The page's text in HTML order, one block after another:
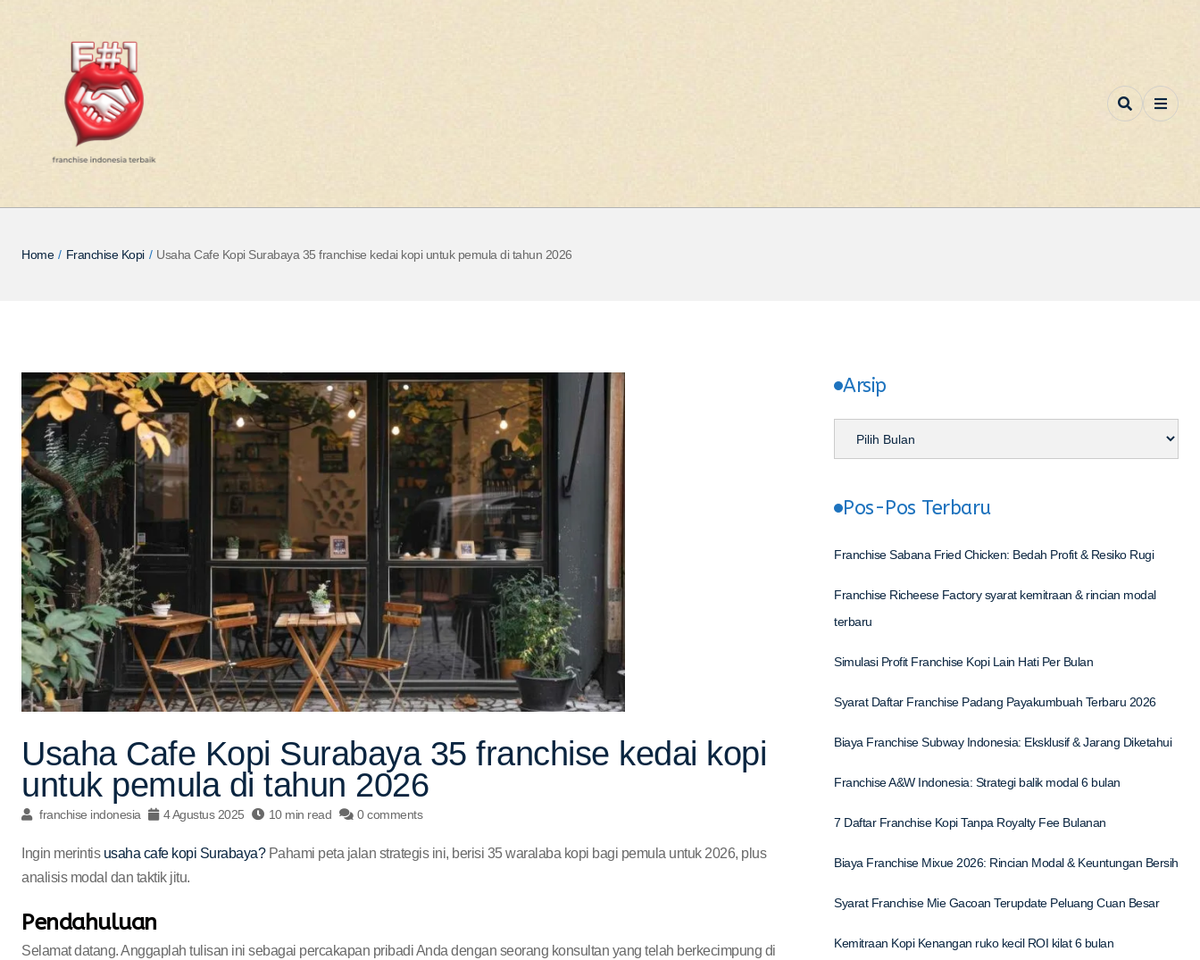
Home / Franchise Kopi / Usaha Cafe Kopi Surabaya 35 franchise kedai kopi untuk pemula di tahun 2026
Usaha Cafe Kopi Surabaya 35 franchise kedai kopi
untuk pemula di tahun 2026
franchise indonesia 4 Agustus 2025 10 min read 0 comments
Ingin merintis usaha cafe kopi Surabaya?Pahami peta jalan strategis ini, berisi 35 waralaba kopi bagi pemula untuk 2026, plus
analisis modal dan taktik jitu.
Pendahuluan
Selamat datang. Anggaplah tulisan ini sebagai percakapan pribadi Anda dengan seorang konsultan yang telah berkecimpung di
Arsip
Pos-Pos Terbaru
Franchise Sabana Fried Chicken: Bedah Profit & Resiko Rugi
Franchise Richeese Factory syarat kemitraan & rincian modal
terbaru
Simulasi Profit Franchise Kopi Lain Hati Per Bulan
Syarat Daftar Franchise Padang Payakumbuah Terbaru 2026
Biaya Franchise Subway Indonesia: Eksklusif & Jarang Diketahui
Franchise A&W Indonesia: Strategi balik modal 6 bulan
7 Daftar Franchise Kopi Tanpa Royalty Fee Bulanan
Biaya Franchise Mixue 2026: Rincian Modal & Keuntungan Bersih
Syarat Franchise Mie Gacoan Terupdate Peluang Cuan Besar
Kemitraan Kopi Kenangan ruko kecil ROI kilat 6 bulan